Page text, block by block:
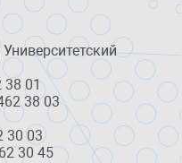
38 01
38 03
30 03
30 45